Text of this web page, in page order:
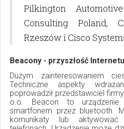
Pilkington
Consulting Poland,
Rzeszów i Cisco
Beacony - przyszłość Internetu
Dużym zainteresowaniem
Techniczne aspekty
poprowadził przedstawiciel
o.o. Beacon to
smartfonem przez bluetooth.
komunikaty lub